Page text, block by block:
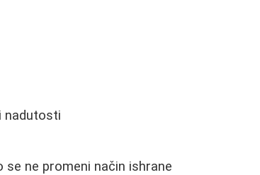
nadutosti
ne promeni način ishrane